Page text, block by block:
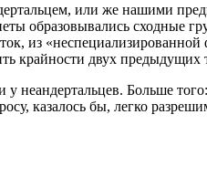
или же нашими
образовывались сходные
из «неспециализированной
крайности двух предыдущих
неандертальцев. Больше
казалось бы, легко